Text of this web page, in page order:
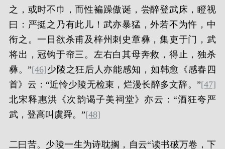
之，或时不巾，而性褊躁傲诞，尝醉登武床，瞪视
曰：严挺之乃有此儿！武亦暴猛，外若不为忤，中
衔之。一日欲杀甫及梓州刺史章彝，集吏于门，武
将出，冠钩于帘三。左右白其母奔救，得止，独杀
彝。”[46]少陵之狂后人亦能感知，如韩愈《感春四
首》云：“近怜少陵无检束，烂漫长醉多文辞。”[47]
北宋释惠洪《次韵谒子美祠堂》亦云：“酒狂夸严
武，登高叫虞舜。”[48]
二曰苦。少陵一生为诗耽搁，自云“读书破万卷，下